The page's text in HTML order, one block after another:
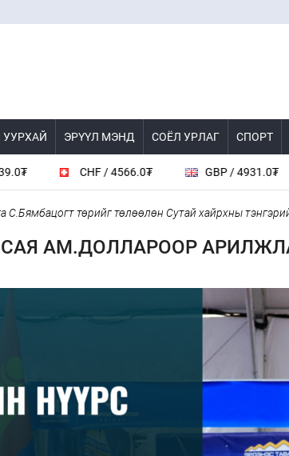
УУРХАЙ ЭРҮҮЛ МЭНД СОЁЛ УРЛАГ СПОРТ
CHF / 4566.0₮ GBP / 4931.0₮
төрийг төлөөлөн Сутай хайрхны тэнгэрийг
САЯ АМ.ДОЛЛАРООР